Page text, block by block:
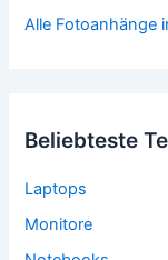
Alle Fotoanhänge
Beliebteste
Laptops
Monitore